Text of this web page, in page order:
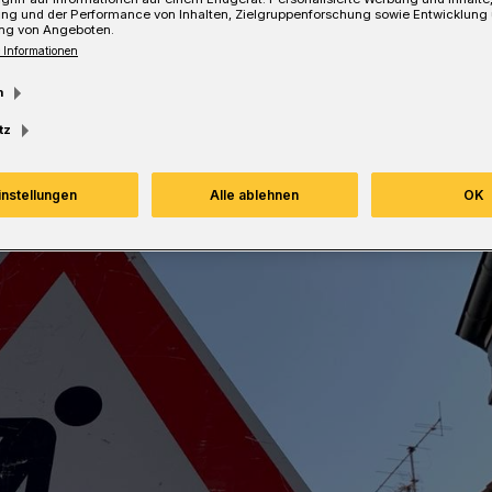
und der Performance von Inhalten, Zielgruppenforschung sowie Entwicklung
von Angeboten.
Alle ablehnen OK